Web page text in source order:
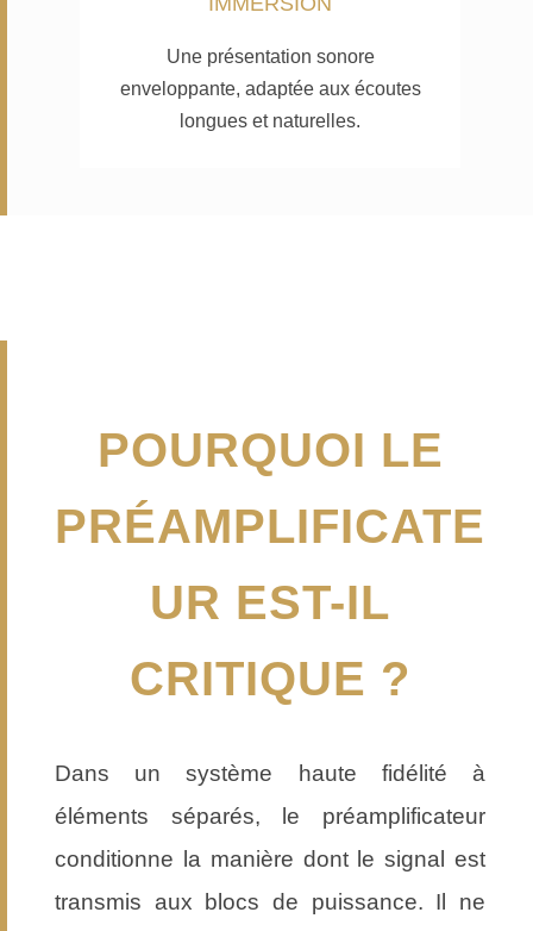
Une présentation sonore
enveloppante, adaptée aux écoutes
longues et naturelles.
POURQUOI LE
PRÉAMPLIFICATE
UR EST-IL
CRITIQUE ?
Dans un système haute fidélité à
éléments séparés, le préamplificateur
conditionne la manière dont le signal est
transmis aux blocs de puissance. Il ne